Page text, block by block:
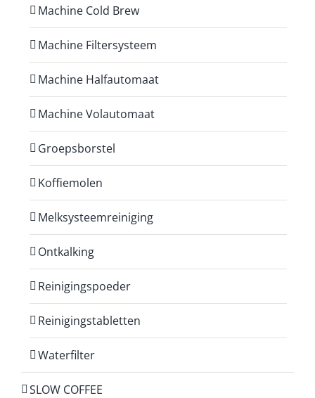
Machine Cold Brew
Machine Filtersysteem
Machine Halfautomaat
Machine Volautomaat
Groepsborstel
Koffiemolen
Melksysteemreiniging
Ontkalking
Reinigingspoeder
Reinigingstabletten
Waterfilter
SLOW COFFEE